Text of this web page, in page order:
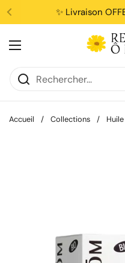
Passer au contenu✨ Livraison
Ouvrir le menu
Accueil / Collections /